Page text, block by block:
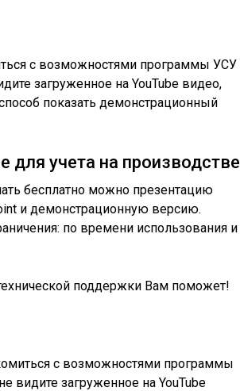
с возможностями программы УСУ
загруженное на YouTube видео,
показать демонстрационный
для учета на производстве
бесплатно можно презентацию
и демонстрационную версию.
по времени использования и
поддержки Вам поможет!
с возможностями программы
видите загруженное на YouTube